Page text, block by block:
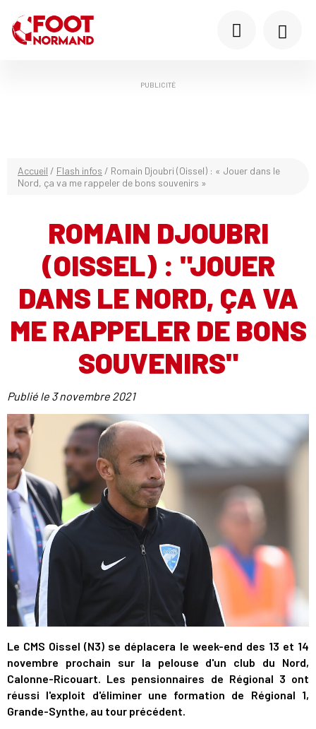
PUBLICITÉ
Accueil / Flash infos / Romain Djoubri (Oissel) : « Jouer dans le
Nord, ça va me rappeler de bons souvenirs »
ROMAIN DJOUBRI
(OISSEL) : "JOUER
DANS LE NORD, ÇA VA
ME RAPPELER DE BONS
SOUVENIRS"
Publié le 3 novembre 2021
Le CMS Oissel (N3) se déplacera le week-end des 13 et 14
novembre prochain sur la pelouse d'un club du Nord,
Calonne-Ricouart. Les pensionnaires de Régional 3 ont
réussi l'exploit d'éliminer une formation de Régional 1,
Grande-Synthe, au tour précédent.